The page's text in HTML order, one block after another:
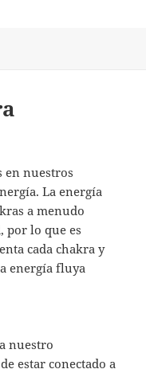
en nuestros
La energía
a menudo
por lo que es
cada chakra y
energía fluya
nuestro
estar conectado a